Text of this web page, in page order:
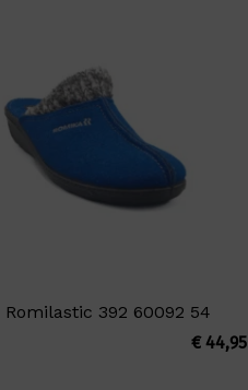
Romilastic 392 60092 54
€44,95